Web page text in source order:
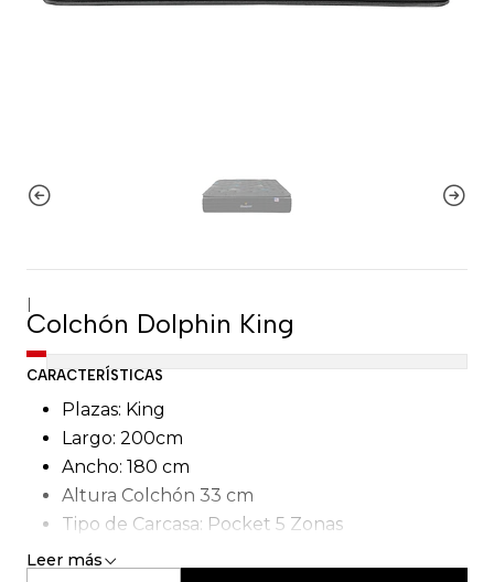
|
Colchón Dolphin King
CARACTERÍSTICAS
Plazas: King
Largo: 200cm
Ancho: 180 cm
Altura Colchón 33 cm
Tipo de Carcasa: Pocket 5 Zonas
Leer más